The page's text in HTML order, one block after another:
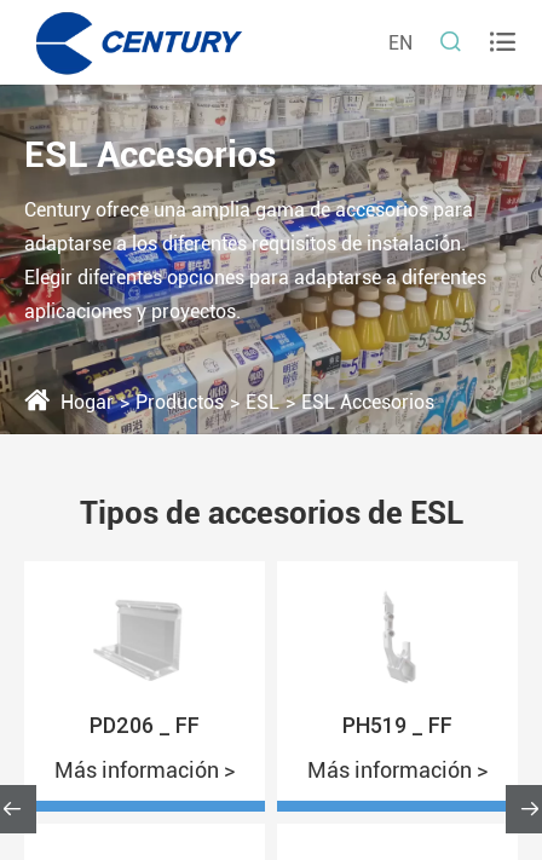
EN  
ESL Accesorios
Century ofrece una amplia gama de accesorios para
adaptarse a los diferentes requisitos de instalación.
Elegir diferentes opciones para adaptarse a diferentes
aplicaciones y proyectos.
Hogar Productos ESL ESL Accesorios
Tipos de accesorios de ESL
PD206 _ FF
Más información >
PH519 _ FF
Más información >
 